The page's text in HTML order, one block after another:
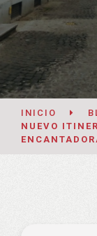
INICIO
NUEVO